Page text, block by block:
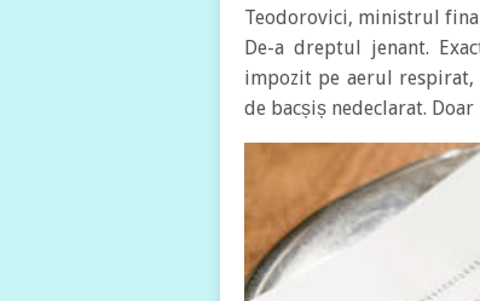
Teodorovici, ministrul
De-a dreptul jenant.
impozit pe aerul respirat,
de bacșiș nedeclarat. Doar